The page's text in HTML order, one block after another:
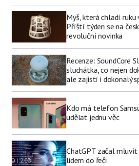
Myš, která chladí ruku
Příští týden se na
revoluční novinka
Recenze: SoundCore
sluchátka, co nejen
ale zajistí i dokonalý
Kdo má telefon
udělat jednu věc
ChatGPT začal
lidem do řeči